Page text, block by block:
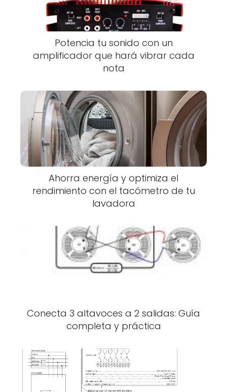
Potencia tu sonido con un
amplificador que hará vibrar cada
nota
Ahorra energía y optimiza el
rendimiento con el tacómetro de tu
lavadora
Conecta 3 altavoces a 2 salidas: Guía
completa y práctica